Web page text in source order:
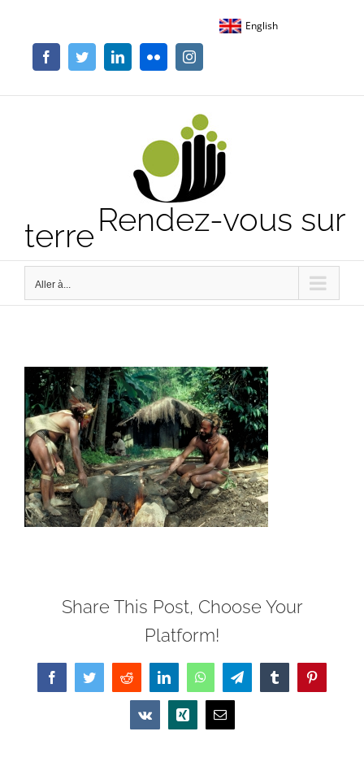
contenu
English
FacebookTwitterLinkedInFlickr Instagram
Rendez-vous sur
terre
Aller à...
Share This Post, Choose Your
Platform!
FacebookTwitterReddit LinkedInWhatsAppTelegramTumblrPinterest
Vk Xing Email